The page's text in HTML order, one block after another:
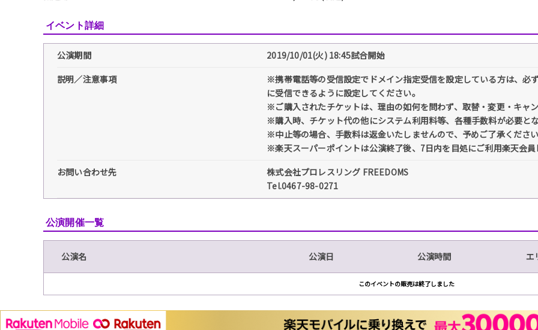
イベント詳細
公演期間
2019/10/01(火) 18:45試合開始
説明／注意事項
※携帯電話等の受信設定でドメイン指定受信を設定している方は、
に受信できるように設定してください。
※ご購入されたチケットは、理由の如何を問わず、取替・変更・キャ
※購入時、チケット代の他にシステム利用料等、各種手数料が必要とな
※中止等の場合、手数料は返金いたしませんので、予めご了承ください
※楽天スーパーポイントは公演終了後、7日内を目処にご利用楽天会員
お問い合わせ先
株式会社プロレスリング FREEDOMS
Tel.0467-98-0271
公演開催一覧
公演名 公演日 公演時間 エ
このイベントの販売は終了しました